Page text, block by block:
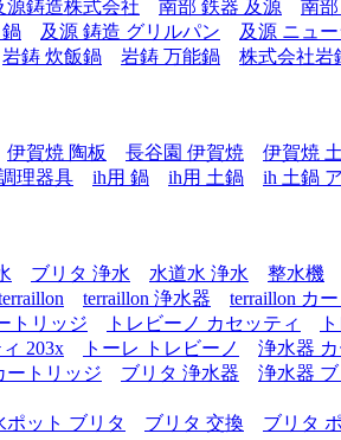
源鋳造株式会社 南部 鉄器 及源 南
及源 鋳造 グリルパン 及源 ニュ
岩鋳 炊飯鍋 岩鋳 万能鍋 株式会社岩
伊賀焼 陶板 長谷園 伊賀焼 伊賀焼
理器具 ih用 鍋 ih用 土鍋 ih 土鍋
ブリタ 浄水 水道水 浄水 整水機
terraillon 浄水器 terraillon カ
トリッジ トレビーノ カセッティ
203x トーレ トレビーノ 浄水器
ートリッジ ブリタ 浄水器 浄水器 ブ
ポット ブリタ ブリタ 交換 ブリタ